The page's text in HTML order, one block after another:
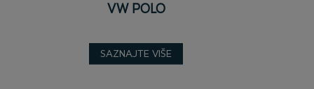
VW POLO
SAZNAJTE VIŠE